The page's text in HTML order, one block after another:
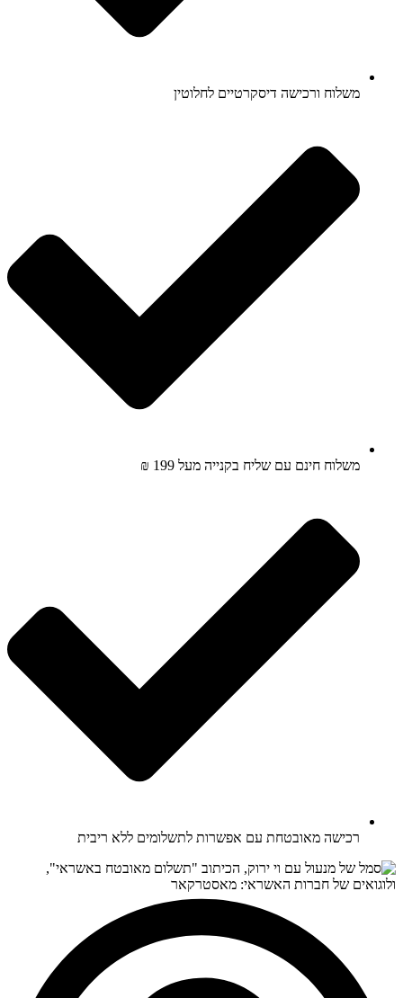
משלוח ורכישה דיסקרטיים לחלוטין
משלוח חינם עם שליח בקנייה מעל 199 ₪
רכישה מאובטחת עם אפשרות לתשלומים ללא ריבית